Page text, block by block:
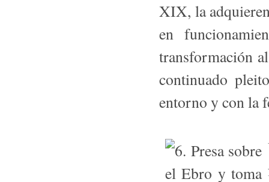
XIX, la
en
transformación
continuado
entorno y con la